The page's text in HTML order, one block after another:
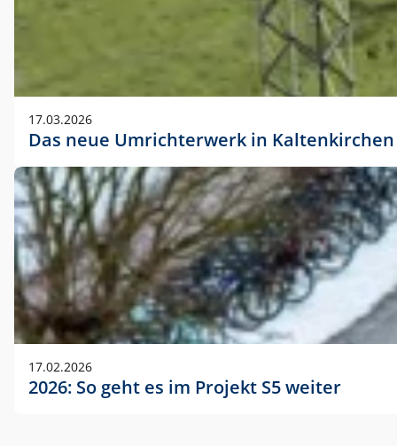
17.03.2026
Das neue Umrichterwerk in Kaltenkirchen
17.02.2026
2026: So geht es im Projekt S5 weiter